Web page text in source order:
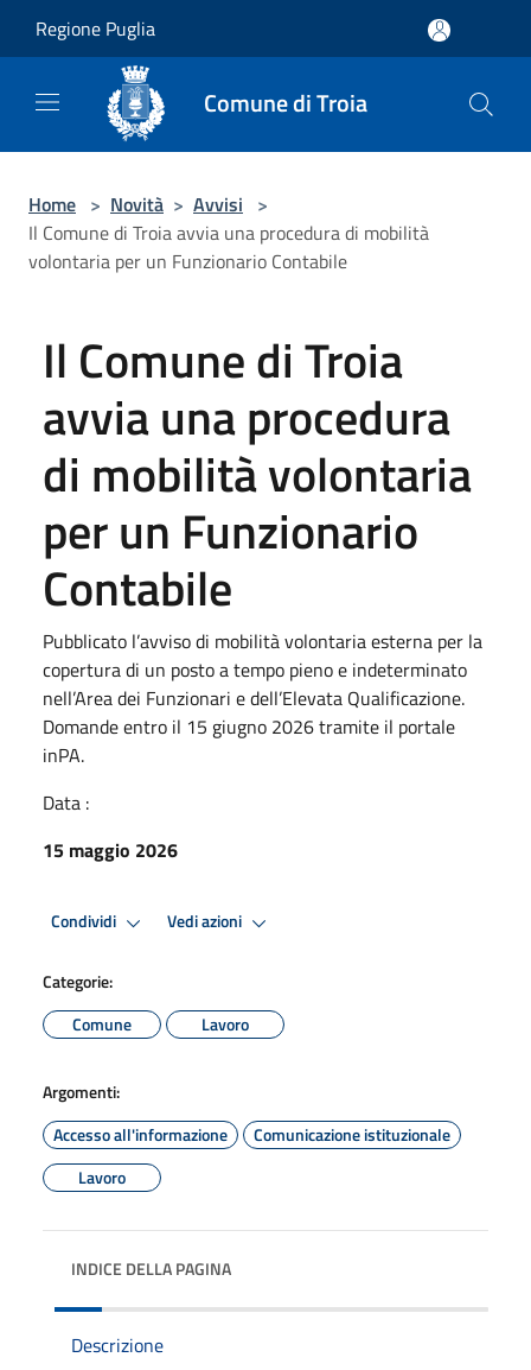
Regione Puglia
Comune di Troia
Home > Novità > Avvisi >
Il Comune di Troia avvia una procedura di mobilità
volontaria per un Funzionario Contabile
Il Comune di Troia
avvia una procedura
di mobilità volontaria
per un Funzionario
Contabile
Pubblicato l’avviso di mobilità volontaria esterna per la
copertura di un posto a tempo pieno e indeterminato
nell’Area dei Funzionari e dell’Elevata Qualificazione.
Domande entro il 15 giugno 2026 tramite il portale
inPA.
Data :
15 maggio 2026
Condividi Vedi azioni
Categorie:
Comune
Lavoro
Argomenti:
Accesso all'informazione
Comunicazione istituzionale
Lavoro
INDICE DELLA PAGINA
Descrizione